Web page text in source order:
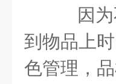
因
到物品上
色管理，